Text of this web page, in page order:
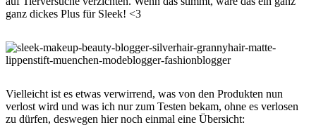
ganz dickes Plus für Sleek! <3
Vielleicht ist es etwas verwirrend, was von den Produkten nun
verlost wird und was ich nur zum Testen bekam, ohne es verlosen
zu dürfen, deswegen hier noch einmal eine Übersicht: